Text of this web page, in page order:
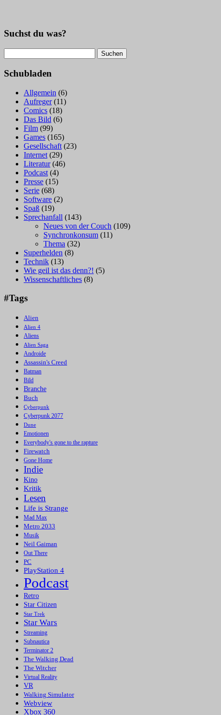
Suchst du was?
nach:
Schubladen
Allgemein (6)
Aufreger(11)
Comics (18)
Das Bild (6)
Film (99)
Games (165)
Gesellschaft (23)
Internet (29)
Literatur(46)
Podcast (4)
Presse (15)
Serie (68)
Software (2)
Spaß (19)
Sprechanfall (143)
Neues von der Couch (109)
Synchronkonsum (11)
Thema (32)
Superhelden (8)
Technik (13)
Wie geil ist das denn?! (5)
Wissenschaftliches (8)
#Tags
Alien
Alien 4
Aliens
Alien Saga
Androide
Assassin's Creed
Batman
Bild
Branche
Buch
Cyberpunk
Cyberpunk 2077
Dune
Emotionen
Everybody's gone to the rapture
Firewatch
Gone Home
Indie
Kino
Kritik
Lesen
Life is Strange
Mad Max
Metro 2033
Musik
Neil Gaiman
Out There
PC
PlayStation 4
Podcast
Retro
Star Citizen
Star Trek
Star Wars
Streaming
Subnautica
Terminator 2
The Walking Dead
The Witcher
Virtual Reality
VR
Walking Simulator
Webview
Xbox 360